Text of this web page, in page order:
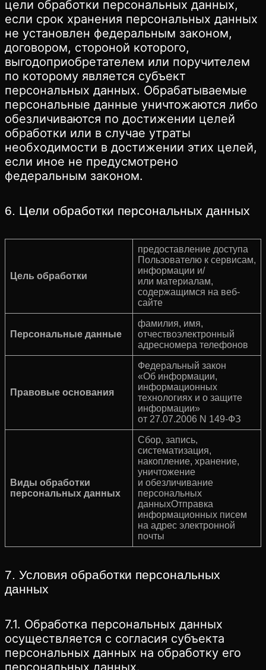
цели обработки персональных данных,
если срок хранения персональных данных
не установлен федеральным законом,
договором, стороной которого,
выгодоприобретателем или поручителем
по которому является субъект
персональных данных. Обрабатываемые
персональные данные уничтожаются либо
обезличиваются по достижении целей
обработки или в случае утраты
необходимости в достижении этих целей,
если иное не предусмотрено
федеральным законом.
6. Цели обработки персональных данных
Цель обработки
предоставление доступа
Пользователю к сервисам,
информации и/
или материалам,
содержащимся на веб-
сайте
Персональные данные
фамилия, имя,
отчествоэлектронный
адресномера телефонов
Правовые основания
Федеральный закон
«Об информации,
информационных
технологиях и о защите
информации»
от 27.07.2006 N 149-ФЗ
Виды обработки
персональных данных
Сбор, запись,
систематизация,
накопление, хранение,
уничтожение
и обезличивание
персональных
данныхОтправка
информационных писем
на адрес электронной
почты
7. Условия обработки персональных
данных
7.1. Обработка персональных данных
осуществляется с согласия субъекта
персональных данных на обработку его